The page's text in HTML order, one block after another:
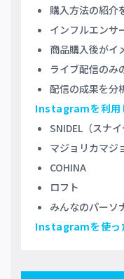
購入方法の紹介
インフルエンサ
商品購入後がイ
ライブ配信のみ
配信の成果を分
Instagramを利用
SNIDEL（スナイ
マジョリカマジ
COHINA
ロフト
みんなのパーソ
Instagramを使っ